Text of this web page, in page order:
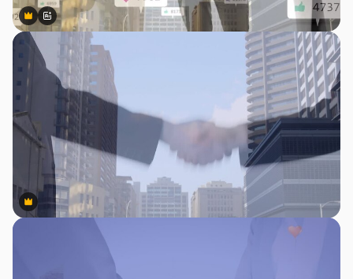
Premium
Premium
สร้างขึ้นโดย AI
Premium
Premium